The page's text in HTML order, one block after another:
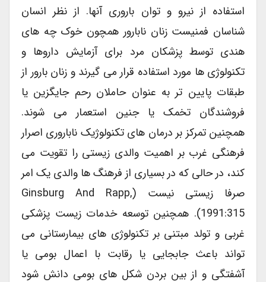
استفاده از نیرو و توان باروری آنها. از نظر انسان
شناسان فمنیست زنان نابارور همچون خوک چه های
هندی توسط پزشکان مرد برای آزمایش داروها و
تکنولوژی ها مورد استفاده قرار می گیرند و زنان بارور از
طبقات پایین تر به عنوان حاملان رحم جایگزین یا
فروشندگان تخمک یا جنین استعمار می شوند.
همچنین تمرکز بر درمان های تکنولوژیک ناباروری اصرار
فرهنگی غرب بر اهمیت والدی زیستی را تقویت می
کند، در حالی که در بسیاری از فرهنگ ها والدی یک امر
صرفا زیستی نیست (Ginsburg And Rapp,
1991:315). همچنین توسعه خدمات زیست پزشکی
غربی و تولد مبتنی بر تکنولوژی های بیمارستانی می
تواند باعث جابجایی یا رقابت با اعمال بومی یا
آشفتگی و از بین بردن شکل های بومی دانش شود